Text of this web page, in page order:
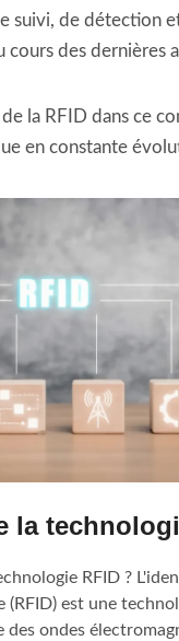
suivi, de détection
cours des
la RFID dans ce
en constante
la
RFID ?
(RFID) est une
ondes